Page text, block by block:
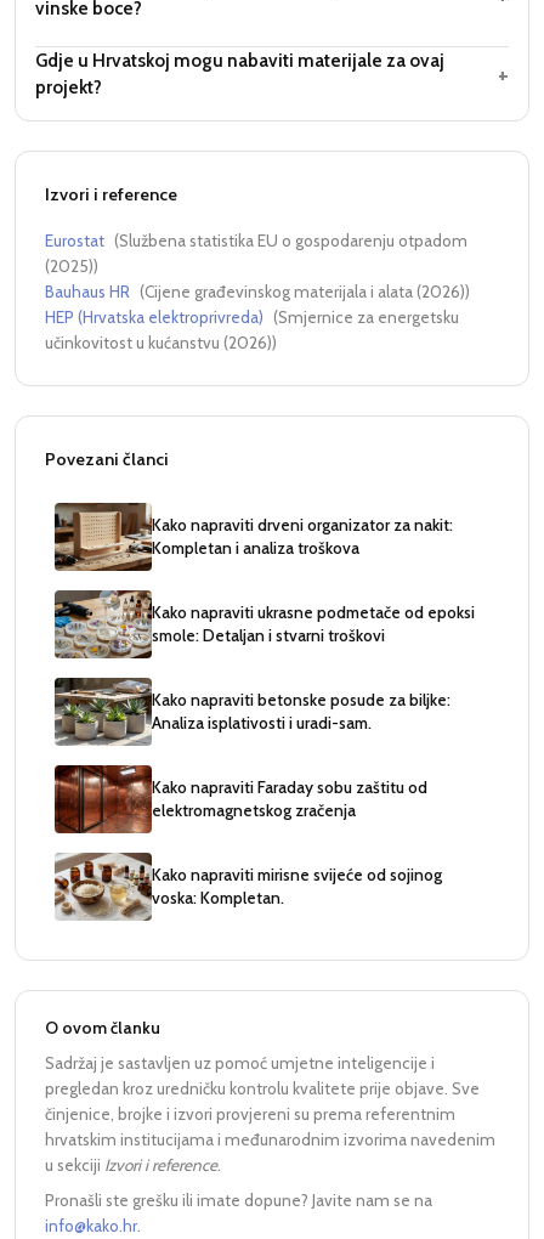
vinske boce?
Gdje u Hrvatskoj mogu nabaviti materijale za ovaj
projekt?
+
Izvori i reference
Eurostat (Službena statistika EU o gospodarenju otpadom
(2025))
Bauhaus HR (Cijene građevinskog materijala i alata (2026))
HEP (Hrvatska elektroprivreda) (Smjernice za energetsku
učinkovitost u kućanstvu (2026))
Povezani članci
Kako napraviti drveni organizator za nakit:
Kompletan i analiza troškova
Kako napraviti ukrasne podmetače od epoksi
smole: Detaljan i stvarni troškovi
Kako napraviti betonske posude za biljke:
Analiza isplativosti i uradi-sam.
Kako napraviti Faraday sobu zaštitu od
elektromagnetskog zračenja
Kako napraviti mirisne svijeće od sojinog
voska: Kompletan.
O ovom članku
Sadržaj je sastavljen uz pomoć umjetne inteligencije i
pregledan kroz uredničku kontrolu kvalitete prije objave. Sve
činjenice, brojke i izvori provjereni su prema referentnim
hrvatskim institucijama i međunarodnim izvorima navedenim
u sekciji Izvori i reference.
Pronašli ste grešku ili imate dopune? Javite nam se na
info@kako.hr.